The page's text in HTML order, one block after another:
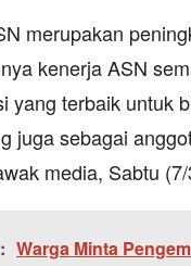
merupakan
kenerja ASN
yang terbaik untuk
juga sebagai
media, Sabtu
Warga Minta